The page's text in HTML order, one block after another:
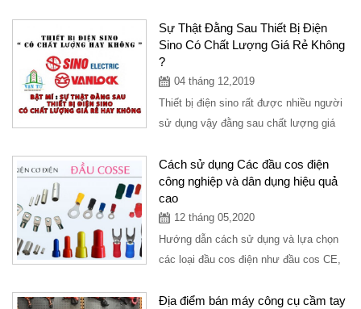
Sự Thật Đằng Sau Thiết Bị Điện
Sino Có Chất Lượng Giá Rẻ Không
?
04 tháng 12,2019
Thiết bị điện sino rất được nhiều người
sử dụng vậy đằng sau chất lượng giá
Cách sử dụng Các đầu cos điện
công nghiệp và dân dụng hiệu quả
cao
12 tháng 05,2020
Hướng dẫn cách sử dụng và lựa chọn
các loại đầu cos điện như đầu cos CE,
các...
Địa điểm bán máy công cụ cầm tay